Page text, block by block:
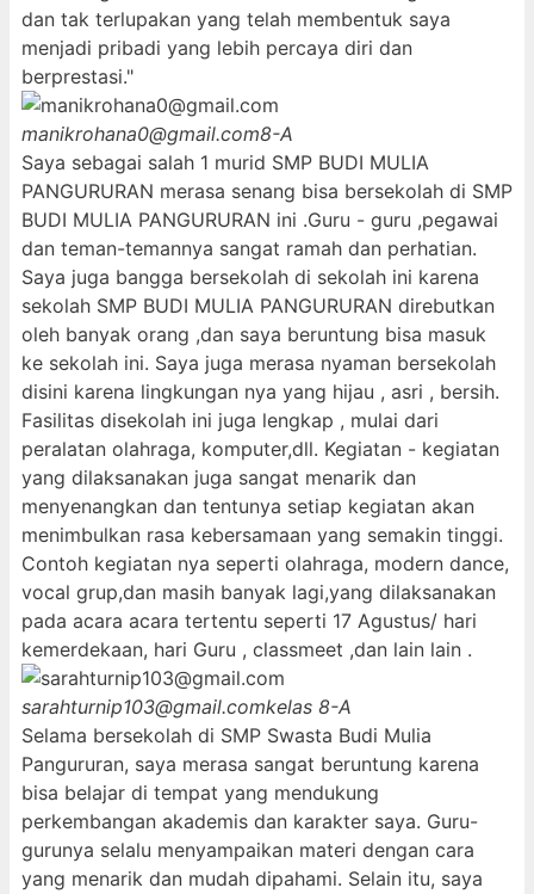
dan tak terlupakan yang telah membentuk saya
menjadi pribadi yang lebih percaya diri dan
berprestasi."
manikrohana0@gmail.com8-A
Saya sebagai salah 1 murid SMP BUDI MULIA
PANGURURAN merasa senang bisa bersekolah di SMP
BUDI MULIA PANGURURAN ini .Guru - guru ,pegawai
dan teman-temannya sangat ramah dan perhatian.
Saya juga bangga bersekolah di sekolah ini karena
sekolah SMP BUDI MULIA PANGURURAN direbutkan
oleh banyak orang ,dan saya beruntung bisa masuk
ke sekolah ini. Saya juga merasa nyaman bersekolah
disini karena lingkungan nya yang hijau , asri , bersih.
Fasilitas disekolah ini juga lengkap , mulai dari
peralatan olahraga, komputer,dll. Kegiatan - kegiatan
yang dilaksanakan juga sangat menarik dan
menyenangkan dan tentunya setiap kegiatan akan
menimbulkan rasa kebersamaan yang semakin tinggi.
Contoh kegiatan nya seperti olahraga, modern dance,
vocal grup,dan masih banyak lagi,yang dilaksanakan
pada acara acara tertentu seperti 17 Agustus/ hari
kemerdekaan, hari Guru , classmeet ,dan lain lain .
sarahturnip103@gmail.comkelas 8-A
Selama bersekolah di SMP Swasta Budi Mulia
Pangururan, saya merasa sangat beruntung karena
bisa belajar di tempat yang mendukung
perkembangan akademis dan karakter saya. Guru-
gurunya selalu menyampaikan materi dengan cara
yang menarik dan mudah dipahami. Selain itu, saya